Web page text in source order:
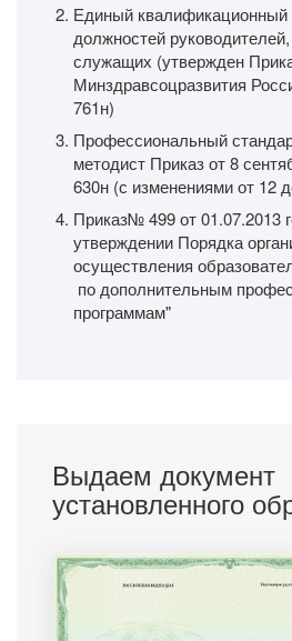
Единый квалификационный
должностей
служащих (утвержден
Минздравсоцразвития
761н)
Профессиональный
методист Приказ от 8
630н (с изменениями от 12
Приказ№ 499 от 01.07.2013
утверждении Порядка
осуществления
по дополнительным
программам"
Выдаем документ
установленного